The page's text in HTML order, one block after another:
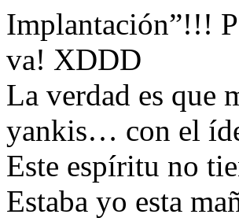
Implantación”!!!
va! XDDD
La verdad es que
yankis… con el
Este espíritu no
Estaba yo esta